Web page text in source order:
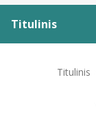
Titulinis
Titulinis